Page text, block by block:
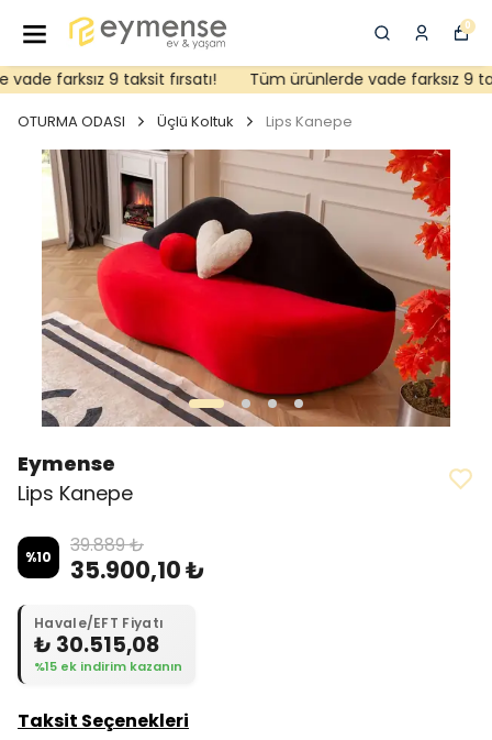
0
farksız 9 taksit fırsatı! Tüm ürünlerde vade farksız 9
OTURMA ODASI Üçlü Koltuk Lips Kanepe
Eymense
Lips Kanepe
%10 39.889 ₺
35.900,10 ₺
Havale/EFT Fiyatı
₺ 30.515,08
%15 ek indirim kazanın
Taksit Seçenekleri